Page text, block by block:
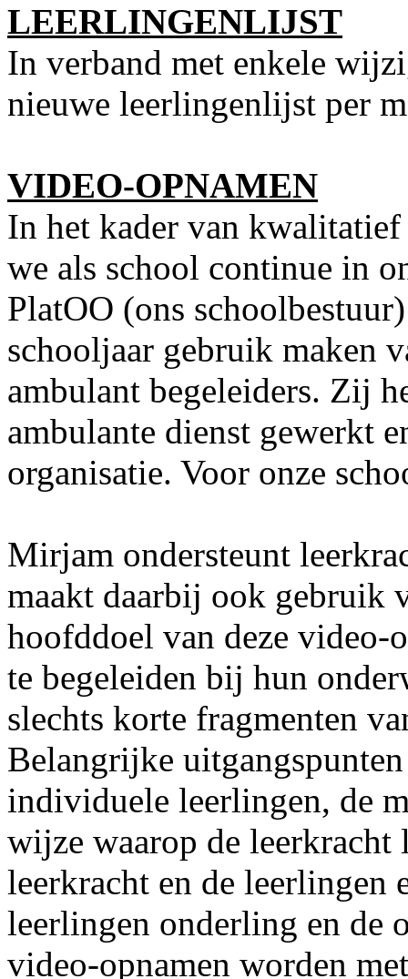
LEERLINGENLIJST
In verband met enkele
nieuwe leerlingenlijst per
VIDEO-OPNAMEN
In het kader van
we als school continue in
PlatOO (ons
schooljaar gebruik maken
ambulant begeleiders. Zij
ambulante dienst gewerkt
organisatie. Voor onze
Mirjam ondersteunt
maakt daarbij ook gebruik
hoofddoel van deze video-
te begeleiden bij hun
slechts korte fragmenten
Belangrijke
individuele leerlingen, de
wijze waarop de leerkracht
leerkracht en de leerlingen
leerlingen onderling en de
video-opnamen worden